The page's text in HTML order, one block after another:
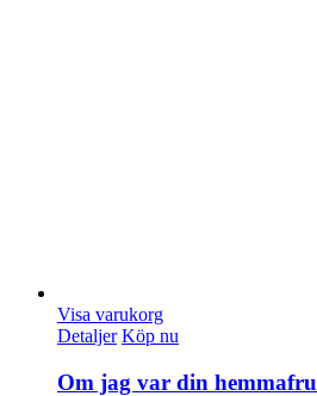
Visa varukorg
Detaljer Köp nu
Om jag var din hemmafru